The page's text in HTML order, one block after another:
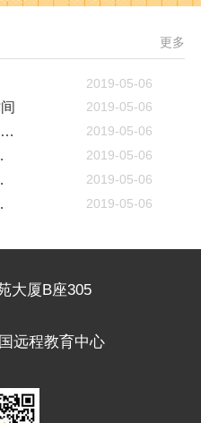
更多
2019-05-06
2019-05-06
[围观]PMP能挂靠吗？PMP挂靠一年多少钱 2019-05-06
变化 2019-05-06
开考 2019-05-06
通知 2019-05-06
大厦B座305
远程教育中心